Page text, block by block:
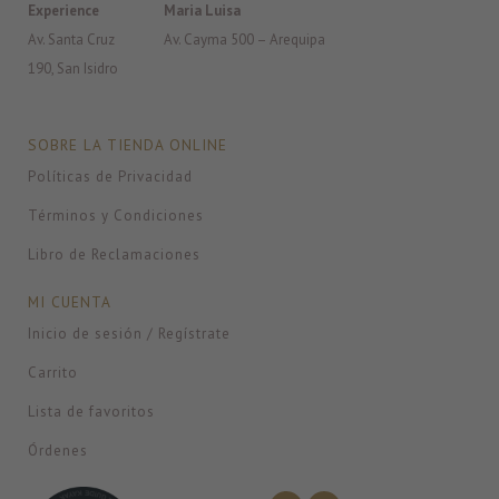
Experience
Av. Santa Cruz
190, San Isidro
Maria Luisa
Av. Cayma 500 – Arequipa
SOBRE LA TIENDA ONLINE
Políticas de Privacidad
Términos y Condiciones
Libro de Reclamaciones
MI CUENTA
Inicio de sesión / Regístrate
Carrito
Lista de favoritos
Órdenes